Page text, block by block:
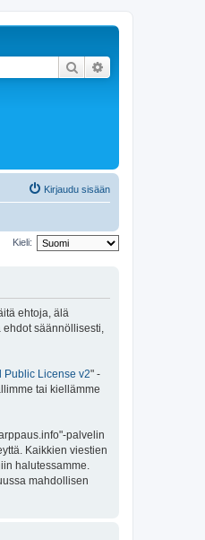
Etsi
Kirjaudu sisään
Kieli:
ehtoja, älä
säännöllisesti,
Public License v2" -
tai kiellämme
palvelin
Kaikkien viestien
halutessamme.
mahdollisen